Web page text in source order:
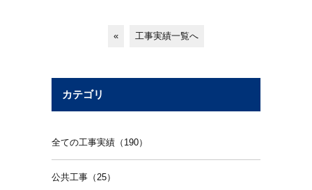
« 工事実績一覧へ
カテゴリ
全ての工事実績（190）
公共工事（25）